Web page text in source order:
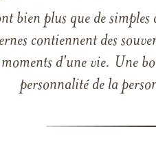
bien plus que de simples
contiennent des
d'une vie. Une
personnalité de la